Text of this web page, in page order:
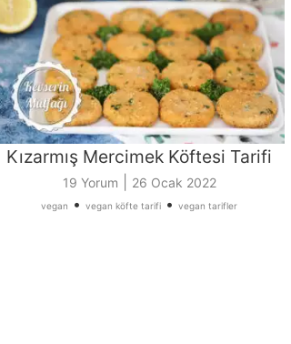
Kızarmış Mercimek Köftesi Tarifi
19 Yorum 26 Ocak 2022
vegan • vegan köfte tarifi • vegan tarifler